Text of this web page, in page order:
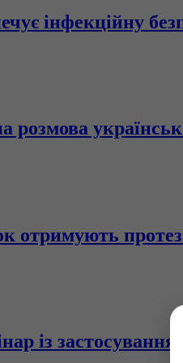
інфекційну
розмова
отримують
із